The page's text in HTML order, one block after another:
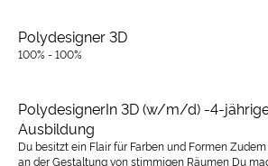
Polydesigner 3D
100% - 100%
PolydesignerIn 3D (w/m/d) -4-
Ausbildung
Du besitzt ein Flair für Farben und Formen
an der Gestaltung von stimmigen Räumen Du